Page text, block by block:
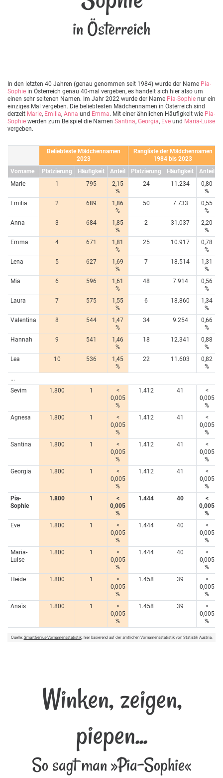
in Österreich
In den letzten 40 Jahren (genau genommen seit 1984) wurde der Name Pia-
Sophie in Österreich genau 40-mal vergeben, es handelt sich hier also um
einen sehr seltenen Namen. Im Jahr 2022 wurde der Name Pia-Sophie nur ein
einziges Mal vergeben. Die beliebtesten Mädchennamen in Österreich sind
derzeit Marie, Emilia, Anna und Emma. Mit einer ähnlichen Häufigkeit wie Pia-
Sophie werden zum Beispiel die Namen Santina, Georgia, Eve und Maria-Luise
vergeben.
Beliebteste Mädchennamen
2023
Rangliste der Mädchennamen
1984 bis 2023
Vorname
Platzierung Häufigkeit Anteil Platzierung Häufigkeit
Anteil
Marie
1 795
2,15
%
24 11.234
0,80
%
Emilia
2 689
1,86
%
50 7.733
0,55
%
Anna
3 684
1,85
%
2 31.037
2,20
%
Emma
4 671
1,81
%
25 10.917
0,78
%
Lena
5 627
1,69
%
7 18.514
1,31
%
Mia
6 596
1,61
%
48 7.914
0,56
%
Laura
7 575
1,55
%
6 18.860
1,34
%
Valentina
8 544
1,47
%
34 9.254
0,66
%
Hannah
9 541
1,46
%
18 12.341
0,88
%
Lea
10 536
1,45
%
22 11.603
0,82
%
...
Sevim
1.800 1
<
0,005
%
1.412 41
<
0,005
%
Agnesa
1.800 1
<
0,005
%
1.412 41
<
0,005
%
Santina
1.800 1
<
0,005
%
1.412 41
<
0,005
%
Georgia
1.800 1
<
0,005
%
1.412 41
<
0,005
%
Pia-
Sophie
1.800 1
<
0,005
%
1.444 40
<
0,005
%
Eve
1.800 1
<
0,005
%
1.444 40
<
0,005
%
Maria-
Luise
1.800 1
<
0,005
%
1.444 40
<
0,005
%
Heide
1.800 1
<
0,005
%
1.458 39
<
0,005
%
Anaïs
1.800 1
<
0,005
%
1.458 39
<
0,005
%
Quelle: SmartGenius-Vornamensstatistik, hier basierend auf der amtlichen Vornamensstatistik von Statistik Austria.
Winken, zeigen,
piepen...
So sagt man »Pia-Sophie«